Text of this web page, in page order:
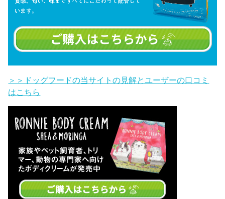
＞＞ドッグフードの当サイトの見解とユーザーの口コミ
はこちら